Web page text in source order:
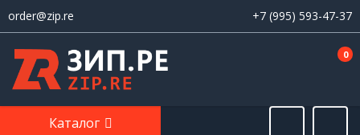
order@zip.re +7 (995) 593-47-37
0
Каталог